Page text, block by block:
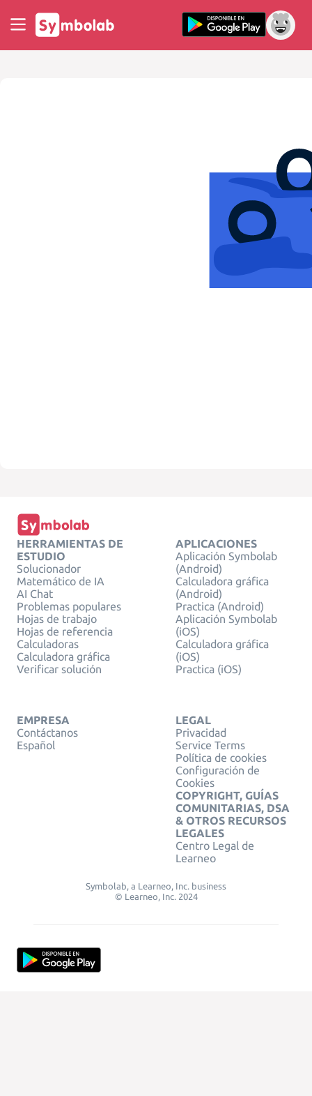
HERRAMIENTAS DE
ESTUDIO
Solucionador
Matemático de IA
AI Chat
Problemas populares
Hojas de trabajo
Hojas de referencia
Calculadoras
Calculadora gráfica
Verificar solución
APLICACIONES
Aplicación Symbolab
(Android)
Calculadora gráfica
(Android)
Practica (Android)
Aplicación Symbolab
(iOS)
Calculadora gráfica
(iOS)
Practica (iOS)
EMPRESA
Contáctanos
Español
LEGAL
Privacidad
Service Terms
Política de cookies
Configuración de
Cookies
COPYRIGHT, GUÍAS
COMUNITARIAS, DSA
& OTROS RECURSOS
LEGALES
Centro Legal de
Learneo
Symbolab, a Learneo, Inc. business
© Learneo, Inc. 2024